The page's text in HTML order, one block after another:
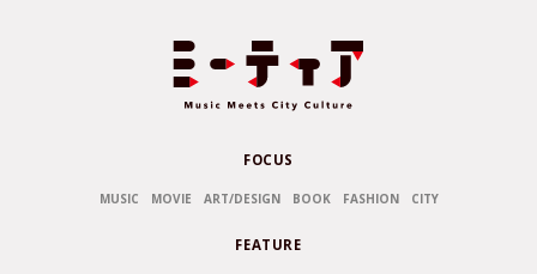
FOCUS
MUSIC MOVIE ART/DESIGN BOOK FASHION CITY
FEATURE